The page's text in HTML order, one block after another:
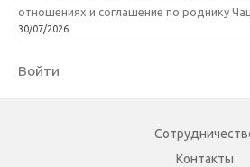
отношениях и соглашение по роднику
30/07/2026
Войти
Контакты